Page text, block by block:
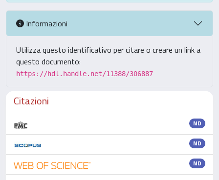
Informazioni
Utilizza questo identificativo per citare o creare un link a
questo documento:
https://hdl.handle.net/11388/306887
Citazioni
ND
ND
ND